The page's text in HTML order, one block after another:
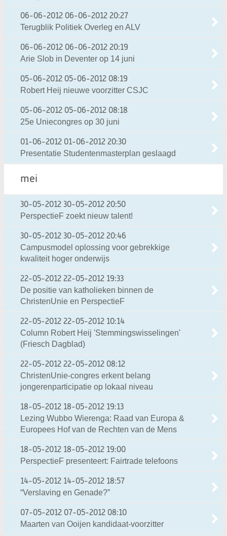
06-06-2012 06-06-2012 20:27
Terugblik Politiek Overleg en ALV
06-06-2012 06-06-2012 20:19
Arie Slob in Deventer op 14 juni
05-06-2012 05-06-2012 08:19
Robert Heij nieuwe voorzitter CSJC
05-06-2012 05-06-2012 08:18
25e Uniecongres op 30 juni
01-06-2012 01-06-2012 20:30
Presentatie Studentenmasterplan geslaagd
mei
30-05-2012 30-05-2012 20:50
PerspectieF zoekt nieuw talent!
30-05-2012 30-05-2012 20:46
Campusmodel oplossing voor gebrekkige
kwaliteit hoger onderwijs
22-05-2012 22-05-2012 19:33
De positie van katholieken binnen de
ChristenUnie en PerspectieF
22-05-2012 22-05-2012 10:14
Column Robert Heij 'Stemmingswisselingen'
(Friesch Dagblad)
22-05-2012 22-05-2012 08:12
ChristenUnie-congres erkent belang
jongerenparticipatie op lokaal niveau
18-05-2012 18-05-2012 19:13
Lezing Wubbo Wierenga: Raad van Europa &
Europees Hof van de Rechten van de Mens
18-05-2012 18-05-2012 19:00
PerspectieF presenteert: Fairtrade telefoons
14-05-2012 14-05-2012 18:57
“Verslaving en Genade?”
07-05-2012 07-05-2012 08:10
Maarten van Ooijen kandidaat-voorzitter